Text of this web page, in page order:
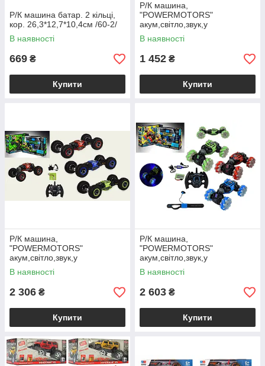
Р/К машина батар. 2 кільці,
кор. 26,3*12,7*10,4см /60-2/
В наявності
669 ₴
Купити
Р/К машина,
"POWERMOTORS"
акум,світло,звук,у
кор.35,5*25,5*8см /24/
В наявності
1 452 ₴
Купити
Р/К машина,
"POWERMOTORS"
акум,світло,звук,у
кор.41,5*32*10,5см /12/
В наявності
2 306 ₴
Купити
Р/К машина,
"POWERMOTORS"
акум,світло,звук,у
кор.45*32*10,5см /12/
В наявності
2 603 ₴
Купити